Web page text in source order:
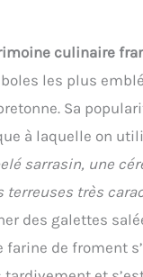
culinaire
les plus
Sa
à laquelle on
sarrasin, une
terreuses très
des galettes
farine de froment